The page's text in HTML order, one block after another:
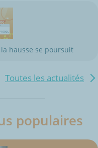
hausse se poursuit
Toutes les actualités
populaires